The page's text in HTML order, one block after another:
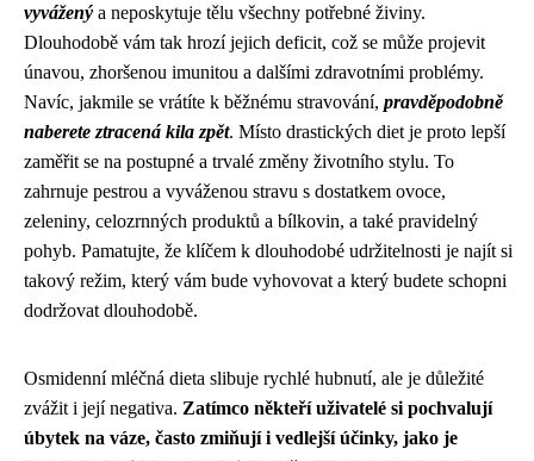
vyvážený a neposkytuje tělu všechny potřebné živiny.
Dlouhodobě vám tak hrozí jejich deficit, což se může projevit
únavou, zhoršenou imunitou a dalšími zdravotními problémy.
Navíc, jakmile se vrátíte k běžnému stravování, pravděpodobně
naberete ztracená kila zpět. Místo drastických diet je proto lepší
zaměřit se na postupné a trvalé změny životního stylu. To
zahrnuje pestrou a vyváženou stravu s dostatkem ovoce,
zeleniny, celozrnných produktů a bílkovin, a také pravidelný
pohyb. Pamatujte, že klíčem k dlouhodobé udržitelnosti je najít si
takový režim, který vám bude vyhovovat a který budete schopni
dodržovat dlouhodobě.
Osmidenní mléčná dieta slibuje rychlé hubnutí, ale je důležité
zvážit i její negativa. Zatímco někteří uživatelé si pochvalují
úbytek na váze, často zmiňují i vedlejší účinky, jako je